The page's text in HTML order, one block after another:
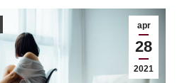
apr
28
2021